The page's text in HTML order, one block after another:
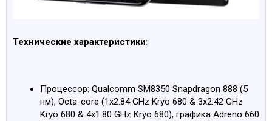
Технические характеристики:
Процессор: Qualcomm SM8350 Snapdragon 888 (5
нм), Octa-core (1x2.84 GHz Kryo 680 & 3x2.42 GHz
Kryo 680 & 4x1.80 GHz Kryo 680), графика Adreno 660